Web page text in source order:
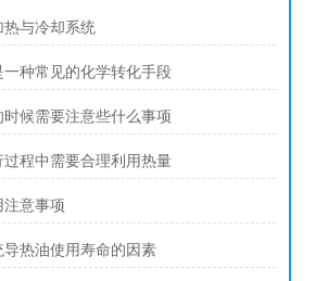
热与冷却系统
种常见的化学转化手段
候需要注意些什么事项
程中需要合理利用热量
注意事项
热油使用寿命的因素